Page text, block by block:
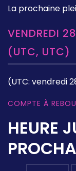
La prochaine
VENDREDI
(UTC, UTC)
(UTC: vendredi
COMPTE À
HEURE